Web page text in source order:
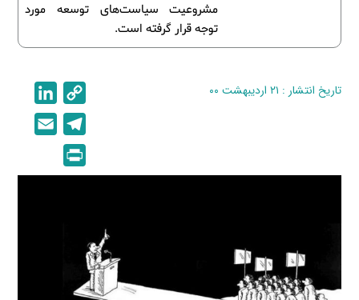
مشروعیت سیاست‌های توسعه مورد
توجه قرار گرفته است. ‌
تاریخ انتشار : ۲۱ اردیبهشت ۰۰
o
p
y
L
i
n
e
e
l
r